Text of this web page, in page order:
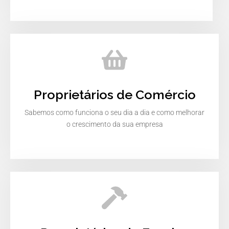
Proprietários de Comércio
Sabemos como funciona o seu dia a dia e como melhorar
o crescimento da sua empresa